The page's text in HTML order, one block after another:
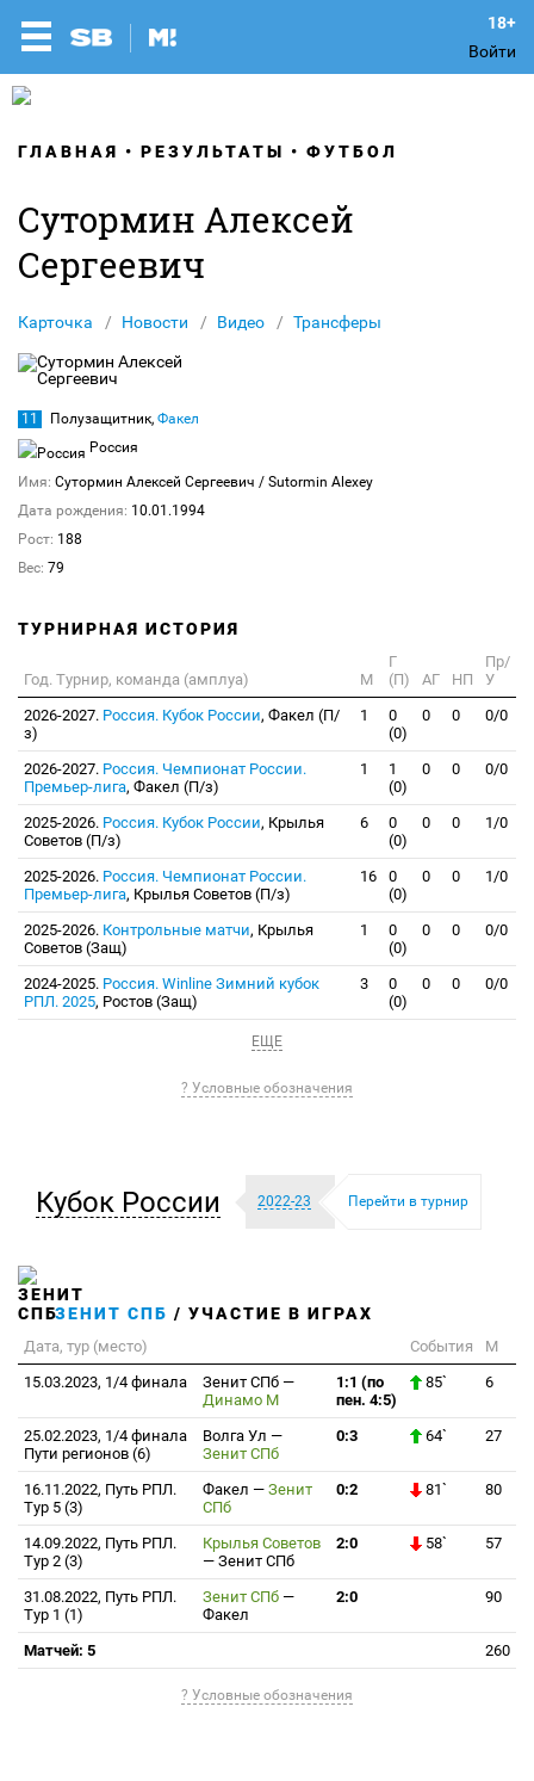
Войти
ГЛАВНАЯ РЕЗУЛЬТАТЫ ФУТБОЛ
Сутормин Алексей
Сергеевич
Карточка Новости Видео Трансферы
11 Полузащитник, Факел
Россия
Имя: Сутормин Алексей Сергеевич / Sutormin Alexey
Дата рождения: 10.01.1994
Рост: 188
Вес: 79
ТУРНИРНАЯ ИСТОРИЯ
Год. Турнир, команда (амплуа) М
Г
(П)
АГ НП
Пр/
У
2026-2027. Россия. Кубок России, Факел (П/
з)
1
0
(0)
0 0 0/0
2026-2027. Россия. Чемпионат России.
Премьер-лига, Факел (П/з)
1
1
(0)
0 0 0/0
2025-2026. Россия. Кубок России, Крылья
Советов (П/з)
6
0
(0)
0 0 1/0
2025-2026. Россия. Чемпионат России.
Премьер-лига, Крылья Советов (П/з)
16
0
(0)
0 0 1/0
2025-2026. Контрольные матчи, Крылья
Советов (Защ)
1
0
(0)
0 0 0/0
2024-2025. Россия. Winline Зимний кубок
РПЛ. 2025, Ростов (Защ)
3
0
(0)
0 0 0/0
ЕЩЕ
? Условные обозначения
Кубок России 2022-23 Перейти в турнир
ЗЕНИТ СПБ / УЧАСТИЕ В ИГРАХ
Дата, тур (место) События
М
15.03.2023, 1/4 финала
Зенит СПб —
Динамо М
1:1 (по
пен. 4:5)
85` 6
25.02.2023, 1/4 финала
Пути регионов (6)
Волга Ул —
Зенит СПб
0:3 64` 27
16.11.2022, Путь РПЛ.
Тур 5 (3)
Факел — Зенит
СПб
0:2 81` 80
14.09.2022, Путь РПЛ.
Тур 2 (3)
Крылья Советов
— Зенит СПб
2:0 58` 57
31.08.2022, Путь РПЛ.
Тур 1 (1)
Зенит СПб —
Факел
2:0 90
Матчей: 5 260
? Условные обозначения